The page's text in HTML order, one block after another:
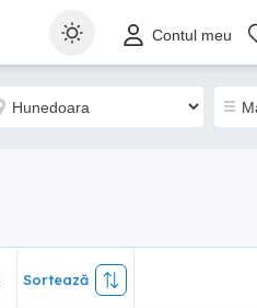
Contul meu
Sortează
Sortează